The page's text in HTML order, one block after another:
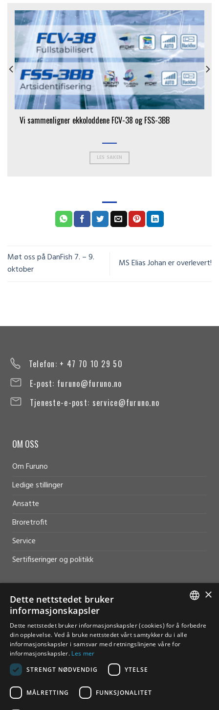
Vi sammenligner ekkoloddene FCV-38 og FSS-3BB
LES SAKEN
Møt oss på DanFish 7. – 9.
oktober
MS Elias Johan er overlevert!
Telefon: + 47 70 10 29 50
E-post: furuno@furuno.no
Tjeneste-e-post: service@furuno.no
OM OSS
Om Furuno
Ledige stillinger
Ansatte
Broretrofit
Service
Sertifiseringer og politikk
HJELP OG SUPPORT
Salg
Kontakt
ENGLISH
×
Dette nettstedet bruker
informasjonskapsler
Dette nettstedet bruker informasjonskapsler (cookies) for å forbedre
din opplevelse. Ved å bruke nettstedet vårt samtykker du i alle
informasjonskapsler i samsvar med retningslinjene våre for
informasjonskapsler. Les mer
STRENGT NØDVENDIG
YTELSE
MÅLRETTING FUNKSJONALITET